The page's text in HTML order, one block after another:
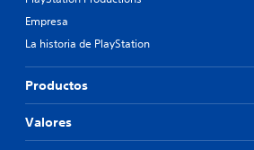
Empresa
La historia de PlayStation
Productos
Valores